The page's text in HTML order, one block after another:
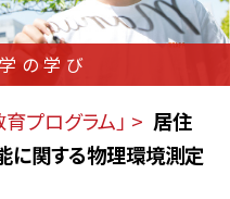
の学び
プログラム」
居住
に関する物理環境測定